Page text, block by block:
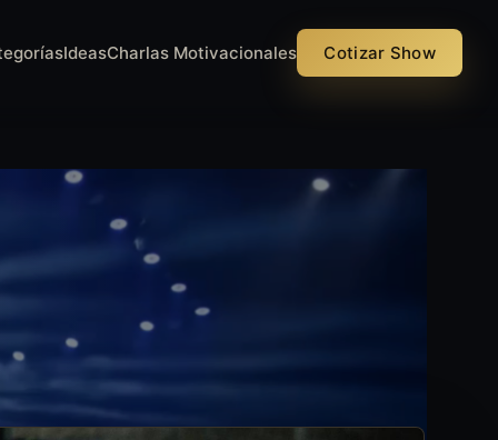
IdeasCharlas Motivacionales Cotizar Show